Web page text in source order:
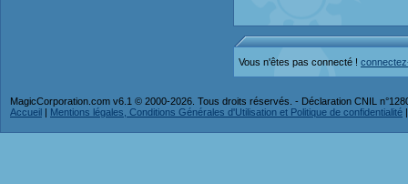
Vous n'êtes pas connecté !
MagicCorporation.com v6.1 © 2000-2026. Tous droits réservés. - Déclaration CNIL
Accueil | Mentions légales, Conditions Générales d'Utilisation et Politique de confidentialité